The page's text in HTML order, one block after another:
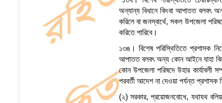
অন্যান্য বিধানে কিংবা আপাতত বলবৎ
করিলে বা জনস্বার্থে, সকল উপজেলা
করিতে পারিবে।
১৩ঙ। বিশেষ পরিস্থিতিতে প্রশাসক
আপাতত বলবৎ অন্য কোন আইনে যাহা
কোন উপজেলা পরিষদে উহার কার্যাবলী
পরবর্তী আদেশ না দেওয়া পর্যন্ত প্রশাসক
(২) সরকার, প্রয়োজনবোধে, যথাযথ